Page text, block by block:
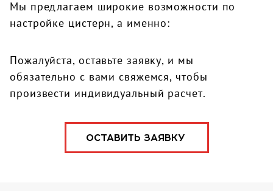
Мы предлагаем широкие возможности по
настройке цистерн, а именно:
Пожалуйста, оставьте заявку, и мы
обязательно с вами свяжемся, чтобы
произвести индивидуальный расчет.
ОСТАВИТЬ ЗАЯВКУ